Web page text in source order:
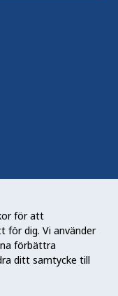
för att
för dig. Vi använder
förbättra
ditt samtycke till
en nationell
för en bättre
att